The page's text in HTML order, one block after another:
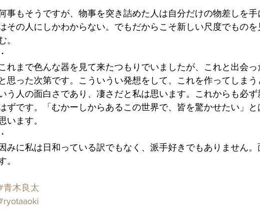
事もそうですが、物事を突き詰めた人は自分だけの物差しを
その人にしかわからない。でもだからこそ新しい尺度でもの
。
・
れまで色んな器を見て来たつもりでいましたが、これと出会
と思った次第です。こういうい発想をして、これを作ってしま
う人の面白さであり、凄さだと私は思います。これからも必
ずです。「むかーしからあるこの世界で、皆を驚かせたい」
います。
・
因みに私は日和っている訳でもなく、派手好きでもありません
。
青木良太